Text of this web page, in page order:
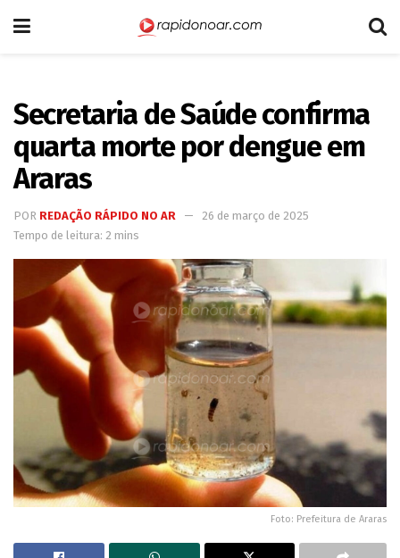
Secretaria de Saúde confirma
quarta morte por dengue em
Araras
POR REDAÇÃO RÁPIDO NO AR
26 de março de 2025
Tempo de leitura: 2 mins
Foto: Prefeitura de Araras